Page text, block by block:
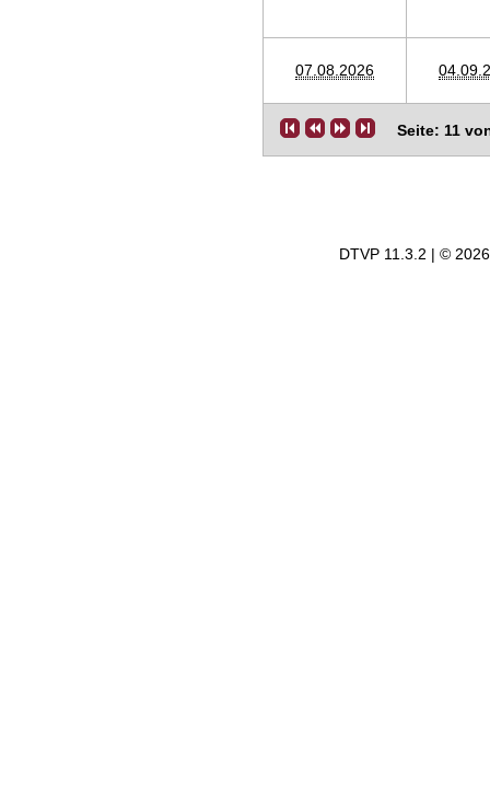
07.08.2026
Seite: 11
DTVP 11.3.2 | ©